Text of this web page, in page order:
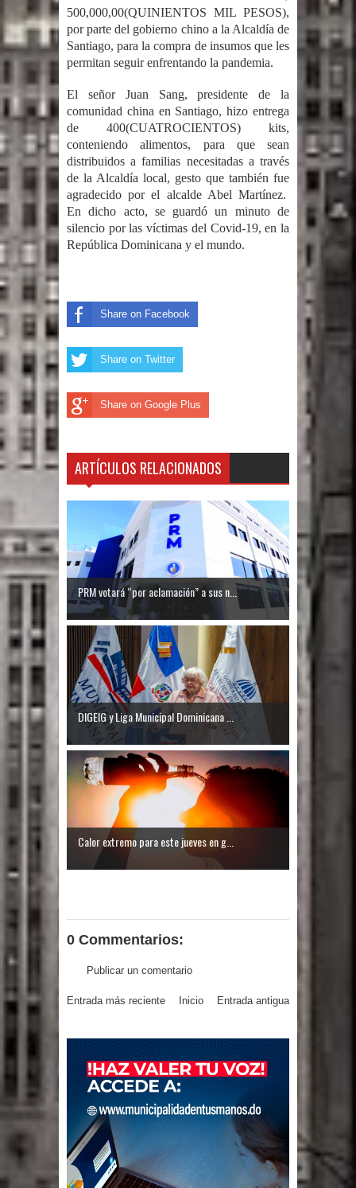
500,000,00(QUINIENTOS MIL PESOS),
por parte del gobierno chino a la Alcaldía de
Santiago, para la compra de insumos que les
permitan seguir enfrentando la pandemia.
El señor Juan Sang, presidente de la
comunidad china en Santiago, hizo entrega
de 400(CUATROCIENTOS) kits,
conteniendo alimentos, para que sean
distribuidos a familias necesitadas a través
de la Alcaldía local, gesto que también fue
agradecido por el alcalde Abel Martínez.
En dicho acto, se guardó un minuto de
silencio por las víctimas del Covid-19, en la
República Dominicana y el mundo.
Share on Facebook
Share on Twitter
Share on Google Plus
ARTÍCULOS RELACIONADOS
PRM votará “por aclamación” a sus n...
DIGEIG y Liga Municipal Dominicana ...
Calor extremo para este jueves en g...
0 Commentarios:
Publicar un comentario
Entrada más reciente Entrada antigua
Inicio